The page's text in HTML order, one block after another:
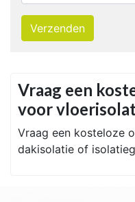
Verzenden
Vraag een
voor
Vraag een kosteloze
dakisolatie of